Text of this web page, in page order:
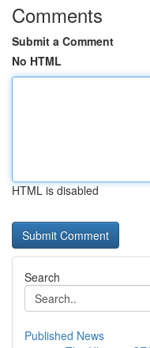
Comments
Submit a Comment
No HTML
HTML is disabled
Search
Published News